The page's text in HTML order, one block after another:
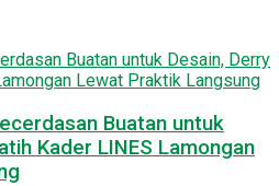
Buatan untuk
Kader LINES Lamongan